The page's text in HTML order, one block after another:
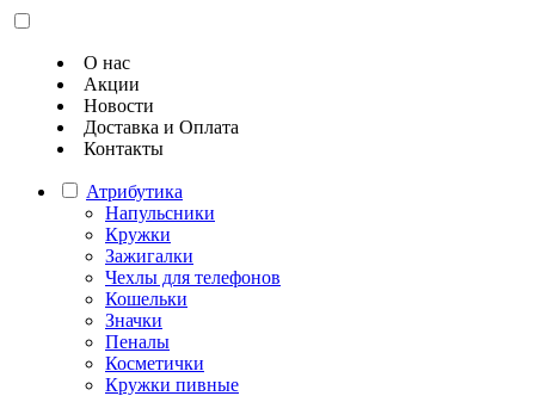
О нас
Акции
Новости
Доставка и Оплата
Контакты
Атрибутика
Напульсники
Кружки
Зажигалки
Чехлы для телефонов
Кошельки
Значки
Пеналы
Косметички
Кружки пивные